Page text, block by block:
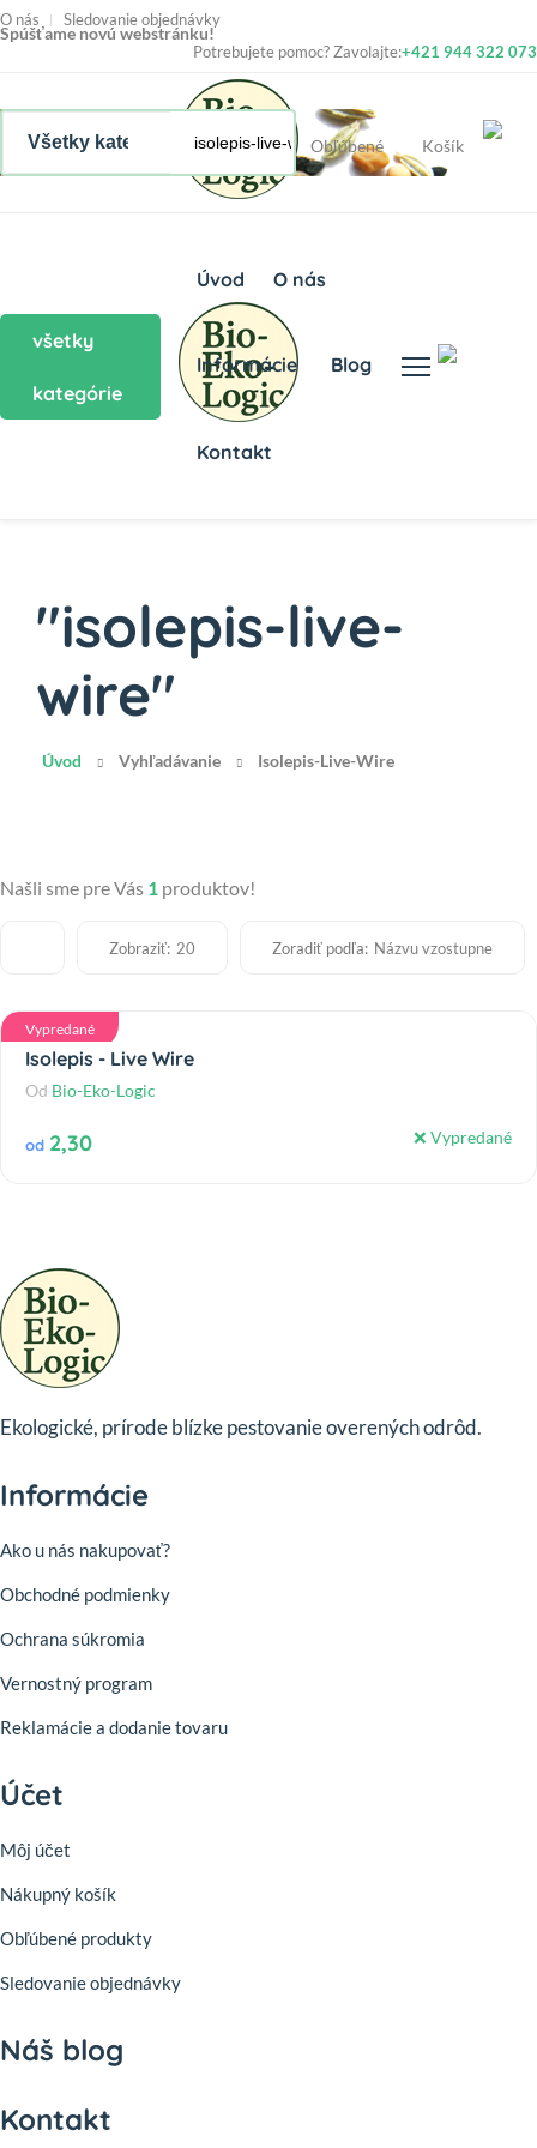
O nás Sledovanie objednávky
Spúšťame novú webstránku!
Potrebujete pomoc? Zavolajte:+421 944 322 073
Obľúbené Košík
všetky
kategórie
Úvod O nás
Informácie Blog
Kontakt
"isolepis-live-
wire"
Úvod Vyhľadávanie Isolepis-Live-Wire
Našli sme pre Vás 1 produktov!
Zobraziť: 20 Zoradiť podľa: Názvu vzostupne
Vypredané
Isolepis - Live Wire
Od Bio-Eko-Logic
od 2,30 ❌ Vypredané
Ekologické, prírode blízke pestovanie overených odrôd.
Informácie
Ako u nás nakupovať?
Obchodné podmienky
Ochrana súkromia
Vernostný program
Reklamácie a dodanie tovaru
Účet
Môj účet
Nákupný košík
Obľúbené produkty
Sledovanie objednávky
Náš blog
Kontakt